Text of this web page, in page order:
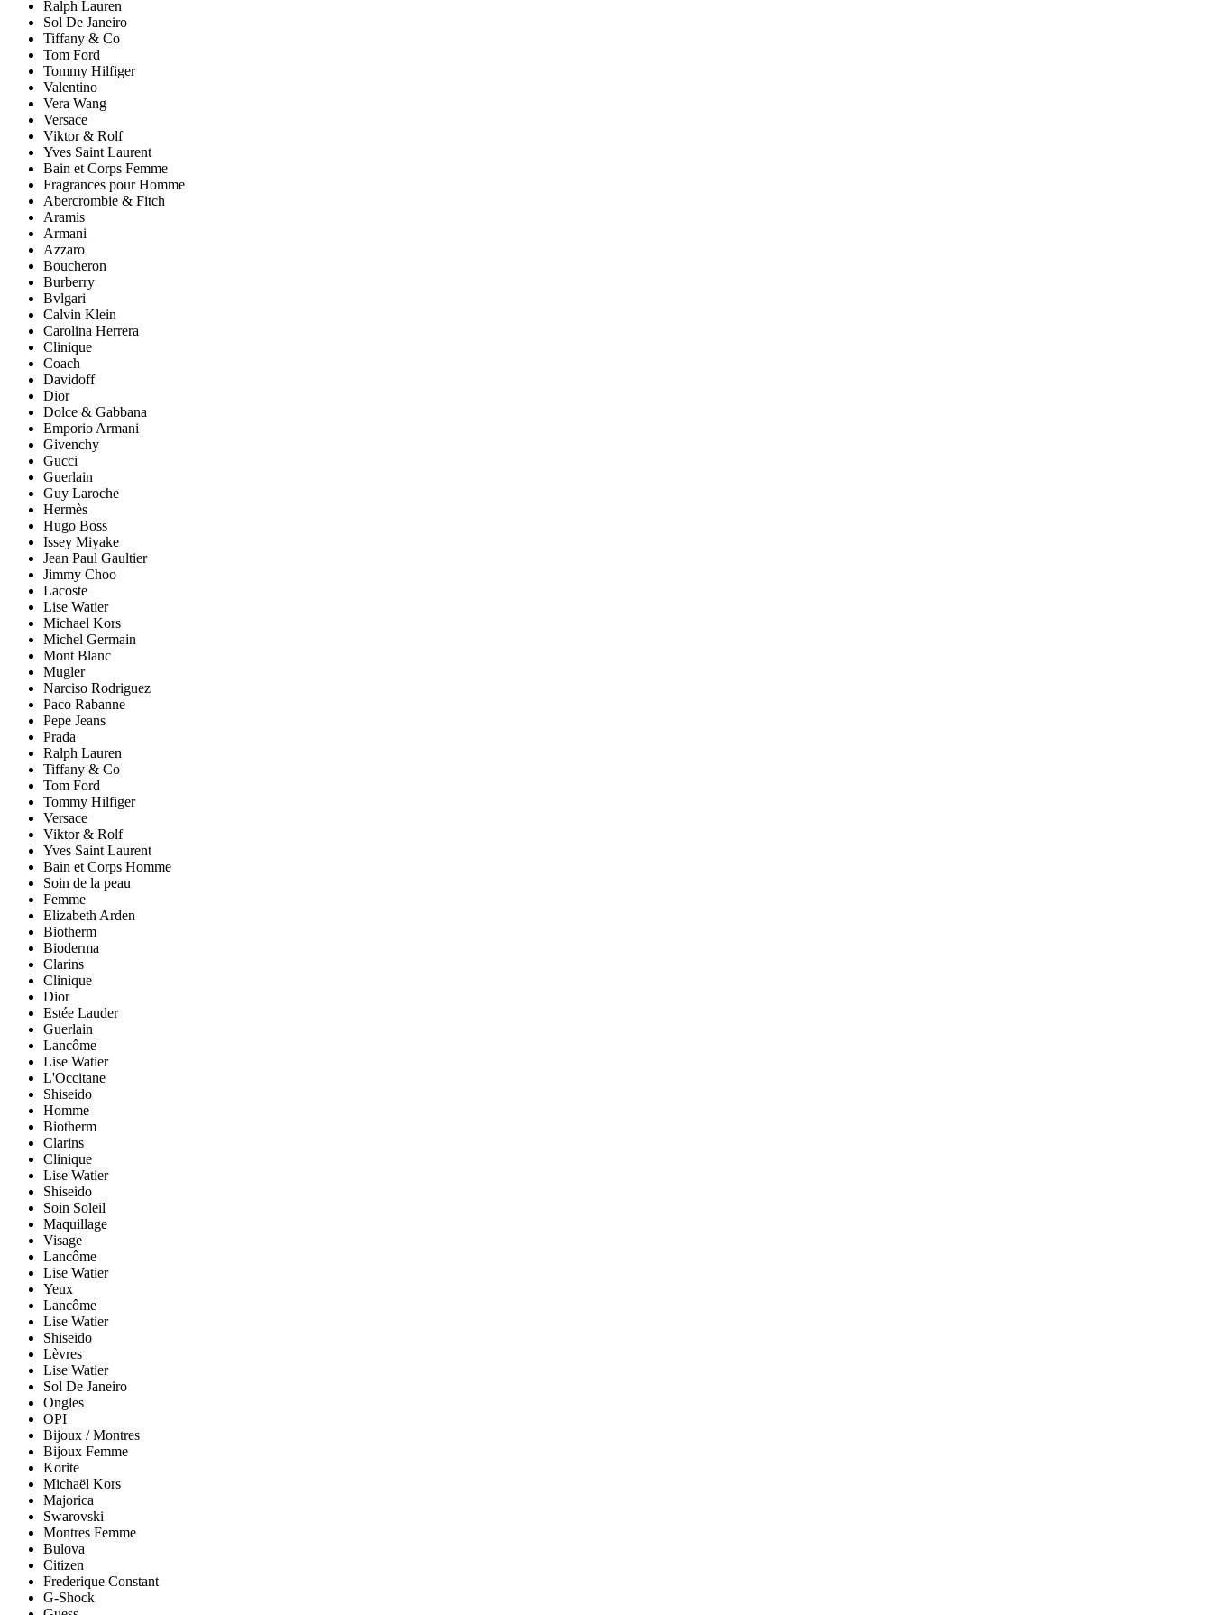
Ralph Lauren
Sol De Janeiro
Tiffany & Co
Tom Ford
Tommy Hilfiger
Valentino
Vera Wang
Versace
Viktor & Rolf
Yves Saint Laurent
Bain et Corps Femme
Fragrances pour Homme
Abercrombie & Fitch
Aramis
Armani
Azzaro
Boucheron
Burberry
Bvlgari
Calvin Klein
Carolina Herrera
Clinique
Coach
Davidoff
Dior
Dolce & Gabbana
Emporio Armani
Givenchy
Gucci
Guerlain
Guy Laroche
Hermès
Hugo Boss
Issey Miyake
Jean Paul Gaultier
Jimmy Choo
Lacoste
Lise Watier
Michael Kors
Michel Germain
Mont Blanc
Mugler
Narciso Rodriguez
Paco Rabanne
Pepe Jeans
Prada
Ralph Lauren
Tiffany & Co
Tom Ford
Tommy Hilfiger
Versace
Viktor & Rolf
Yves Saint Laurent
Bain et Corps Homme
Soin de la peau
Femme
Elizabeth Arden
Biotherm
Bioderma
Clarins
Clinique
Dior
Estée Lauder
Guerlain
Lancôme
Lise Watier
L'Occitane
Shiseido
Homme
Biotherm
Clarins
Clinique
Lise Watier
Shiseido
Soin Soleil
Maquillage
Visage
Lancôme
Lise Watier
Yeux
Lancôme
Lise Watier
Shiseido
Lèvres
Lise Watier
Sol De Janeiro
Ongles
OPI
Bijoux / Montres
Bijoux Femme
Korite
Michaël Kors
Majorica
Swarovski
Montres Femme
Bulova
Citizen
Frederique Constant
G-Shock